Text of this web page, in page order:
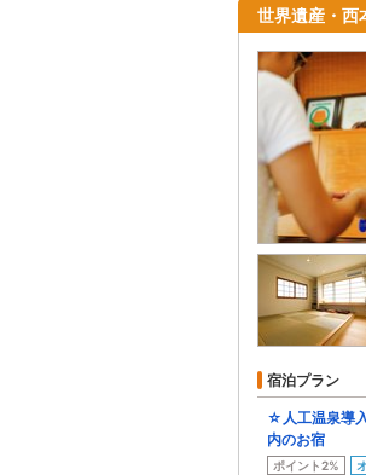
世界遺産・西
宿泊プラン
☆人工温泉導
内のお宿
ポイント2%